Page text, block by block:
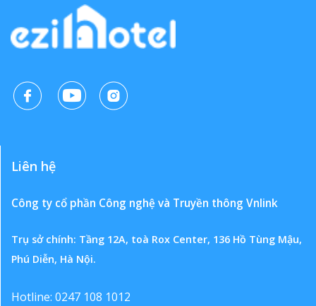
Liên hệ
Công ty cổ phần Công nghệ và Truyền thông Vnlink
Trụ sở chính: Tầng 12A, toà Rox Center, 136 Hồ Tùng Mậu,
Phú Diễn, Hà Nội.
Hotline: 0247 108 1012